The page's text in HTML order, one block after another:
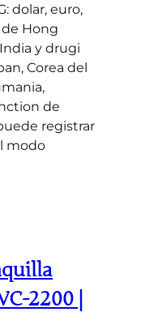
dolar, euro,
de Hong
y drugi
Corea del
de
registrar
modo
2200 |